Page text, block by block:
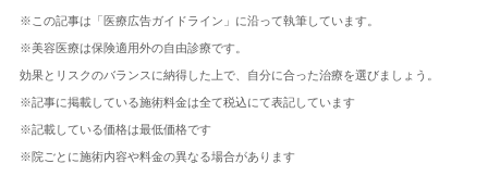
※この記事は「医療広告ガイドライン」に沿って執筆しています。
※美容医療は保険適用外の自由診療です。
効果とリスクのバランスに納得した上で、自分に合った治療を選びましょう。
※記事に掲載している施術料金は全て税込にて表記しています
※記載している価格は最低価格です
※院ごとに施術内容や料金の異なる場合があります